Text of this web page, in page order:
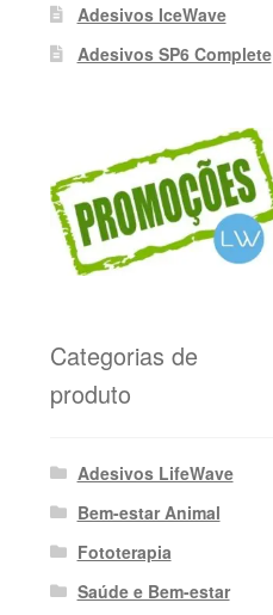
Adesivos IceWave
Adesivos SP6 Complete
Categorias de
produto
Adesivos LifeWave
Bem-estar Animal
Fototerapia
Saúde e Bem-estar